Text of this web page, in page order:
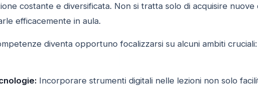
costante e diversificata. Non si tratta solo di acquisire nuove
efficacemente in aula.
diventa opportuno focalizzarsi su alcuni ambiti cruciali:
Incorporare strumenti digitali nelle lezioni non solo